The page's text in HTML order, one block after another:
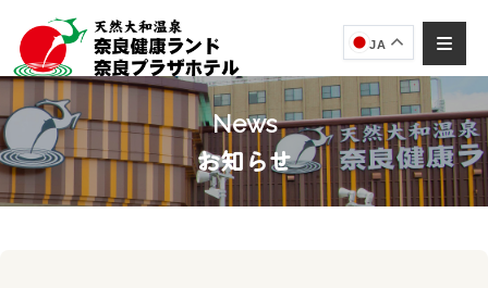
JA
News
お知らせ
奈良健康ランド
AIコンシェルジュ